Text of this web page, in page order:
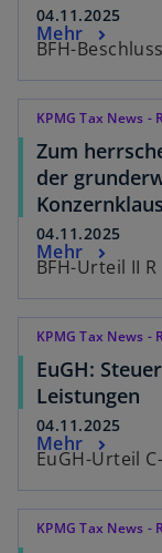
04.11.2025
BFH-
Mehr
KPMG Tax News -
Zum
der
04.11.2025
BFH-Urteil II
Mehr
KPMG Tax News -
EuGH:
Leistungen
04.11.2025
EuGH-Urteil
Mehr
KPMG Tax News -